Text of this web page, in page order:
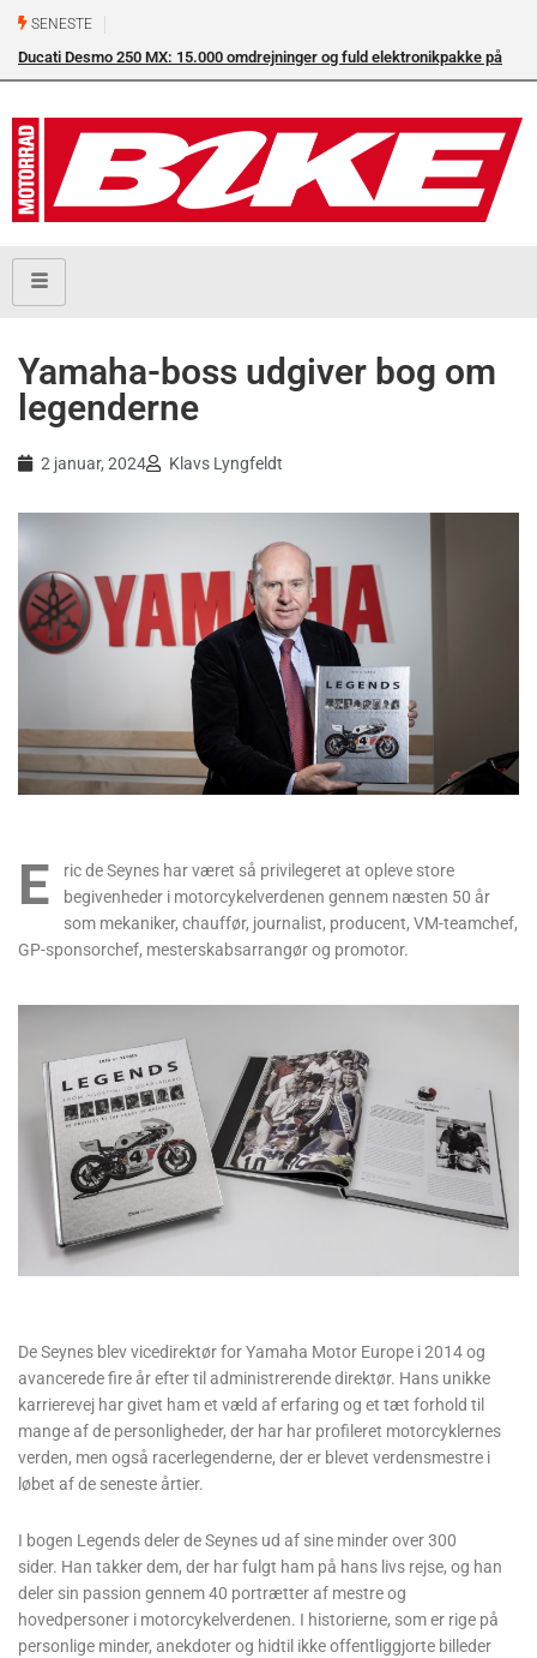
SENESTE
Ducati Desmo 250 MX: 15.000 omdrejninger og fuld elektronikpakke på
Yamaha-boss udgiver bog om
legenderne
2 januar, 2024 Klavs Lyngfeldt
E
ric de Seynes har været så privilegeret at opleve store
begivenheder i motorcykelverdenen gennem næsten 50 år
som mekaniker, chauffør, journalist, producent, VM-teamchef,
GP-sponsorchef, mesterskabsarrangør og promotor.
De Seynes blev vicedirektør for Yamaha Motor Europe i 2014 og
avancerede fire år efter til administrerende direktør. Hans unikke
karrierevej har givet ham et væld af erfaring og et tæt forhold til
mange af de personligheder, der har har profileret motorcyklernes
verden, men også racerlegenderne, der er blevet verdensmestre i
løbet af de seneste årtier.
I bogen Legends deler de Seynes ud af sine minder over 300
sider. Han takker dem, der har fulgt ham på hans livs rejse, og han
deler sin passion gennem 40 portrætter af mestre og
hovedpersoner i motorcykelverdenen. I historierne, som er rige på
personlige minder, anekdoter og hidtil ikke offentliggjorte billeder